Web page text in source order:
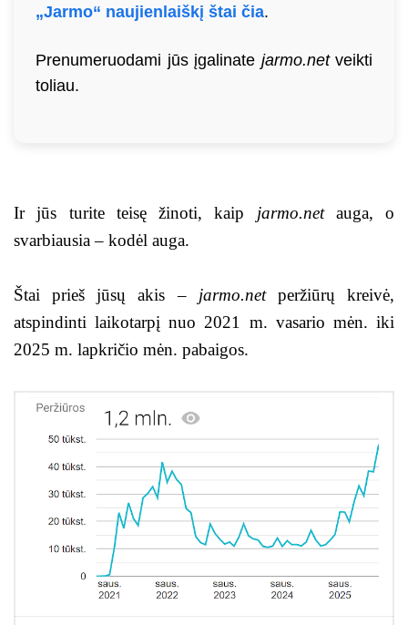
„Jarmo“ naujienlaiškį štai čia.
Prenumeruodami jūs įgalinate jarmo.netveikti
toliau.
Ir jūs turite teisę žinoti, kaip jarmo.netauga, o
svarbiausia – kodėl auga.
Štai prieš jūsų akis –jarmo.net peržiūrų kreivė,
atspindinti laikotarpį nuo 2021 m. vasario mėn. iki
2025 m. lapkričio mėn. pabaigos.